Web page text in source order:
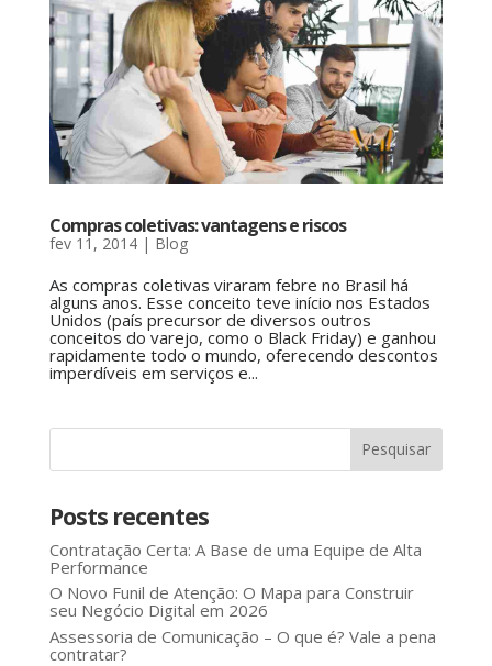
Compras coletivas: vantagens e riscos
fev 11, 2014| Blog
As compras coletivas viraram febre no Brasil há
alguns anos. Esse conceito teve início nos Estados
Unidos (país precursor de diversos outros
conceitos do varejo, como o Black Friday) e ganhou
rapidamente todo o mundo, oferecendo descontos
imperdíveis em serviços e...
Posts recentes
Contratação Certa: A Base de uma Equipe de Alta
Performance
O Novo Funil de Atenção: O Mapa para Construir
seu Negócio Digital em 2026
Assessoria de Comunicação – O que é? Vale a pena
contratar?